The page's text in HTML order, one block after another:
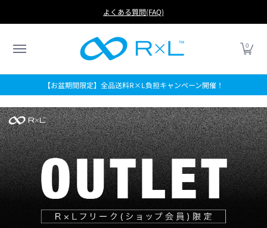
FOOTBALL LIFE
よくある質問(FAQ)
0
【お盆期間限定】全品送料R×L負担キャンペーン開催！